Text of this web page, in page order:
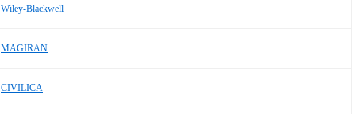
Wiley-Blackwell
MAGIRAN
CIVILICA